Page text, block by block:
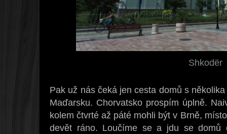
Shkodër
Pak už nás čeká jen cesta domů s
Maďarsku. Chorvatsko prospím úplně.
kolem čtvrté až páté mohli být v Brně,
devět ráno. Loučíme se a jdu se domů